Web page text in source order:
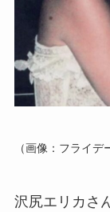
（画像：フライデ
沢尻エリカさ